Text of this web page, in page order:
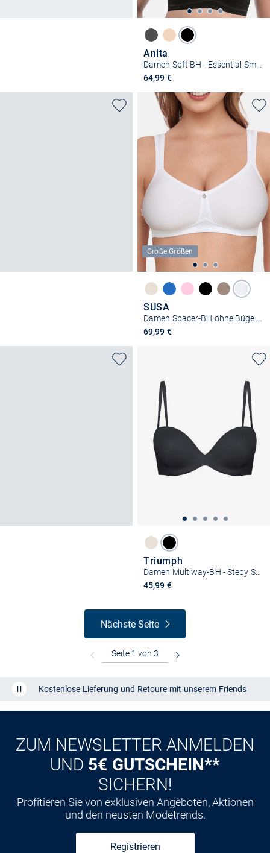
Anita
Damen Soft BH - Essential Smart
64,99 €
Große Größen
SUSA
Damen Spacer-BH ohne Bügel - Catania
69,99 €
Triumph
Damen Multiway-BH - Stepy Soft 01 WDP
45,99 €
Nächste Seite
Kostenlose Lieferung und Retoure mit unserem Friends
ZUM NEWSLETTER ANMELDEN
UND 5€ GUTSCHEIN**
SICHERN!
Profitieren Sie von exklusiven Angeboten, Aktionen
und den neusten Modetrends.
Registrieren